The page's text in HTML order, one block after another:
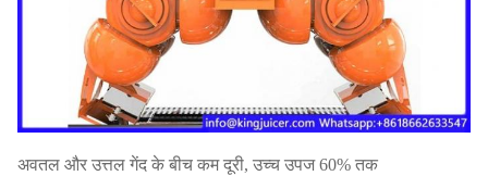
लोड हो रहा
है
290PCS
एफओबी
शंघाई
USD
अवतल और उत्तल गेंद के बीच कम दूरी, उच्च उपज 60% तक